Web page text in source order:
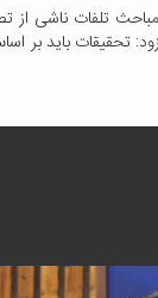
تلفات ناشی از
تحقیقات باید بر